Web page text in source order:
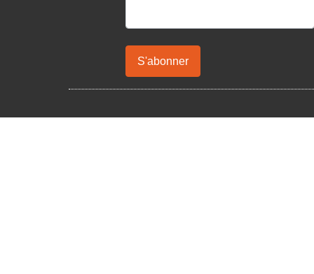
S'abonner